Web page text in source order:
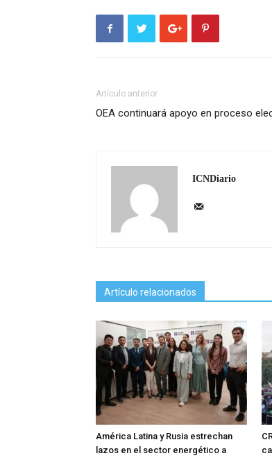
Artículo anterior
OEA continuará apoyo en proceso
ICNDiario
Artículo relacionados
América Latina y Rusia estrechan
lazos en el sector energético a